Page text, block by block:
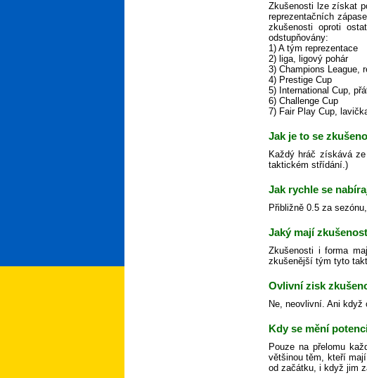
Zkušenosti lze získat
reprezentačních
zkušenosti oproti
odstupňovány:
1) A tým reprezentace
2) liga, ligový pohár
3) Champions League,
4) Prestige Cup
5) International Cup,
6) Challenge Cup
7) Fair Play Cup,
Jak je to se
Každý hráč získává
taktickém střídání.)
Jak rychle se
Přibližně 0.5 za
Jaký mají
Zkušenosti i forma
zkušenější tým tyto
Ovlivní zisk
Ne, neovlivní. Ani když
Kdy se mění
Pouze na přelomu
většinou těm, kteří
od začátku, i když jim